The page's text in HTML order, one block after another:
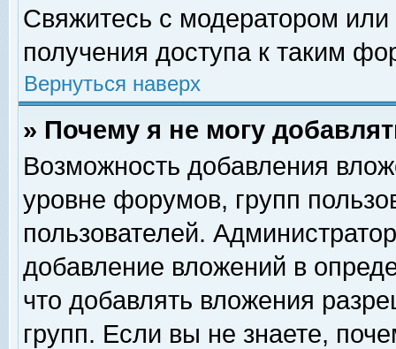
Свяжитесь с модератором
получения доступа к таким
Вернуться наверх
» Почему я не могу
Возможность добавления
уровне форумов, групп
пользователей.
добавление вложений в
что добавлять вложения
групп. Если вы не знаете,